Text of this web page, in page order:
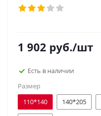
1 902 руб./шт
Есть в наличии
Размер
110*140
140*205